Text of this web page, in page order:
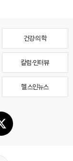
건강·의학
칼럼·인터뷰
헬스인뉴스